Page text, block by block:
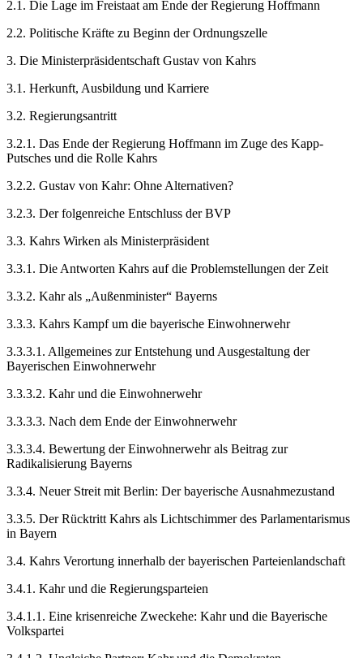
2.1. Die Lage im Freistaat am Ende der Regierung Hoffmann
2.2. Politische Kräfte zu Beginn der Ordnungszelle
3. Die Ministerpräsidentschaft Gustav von Kahrs
3.1. Herkunft, Ausbildung und Karriere
3.2. Regierungsantritt
3.2.1. Das Ende der Regierung Hoffmann im Zuge des Kapp-
Putsches und die Rolle Kahrs
3.2.2. Gustav von Kahr: Ohne Alternativen?
3.2.3. Der folgenreiche Entschluss der BVP
3.3. Kahrs Wirken als Ministerpräsident
3.3.1. Die Antworten Kahrs auf die Problemstellungen der Zeit
3.3.2. Kahr als „Außenminister“ Bayerns
3.3.3. Kahrs Kampf um die bayerische Einwohnerwehr
3.3.3.1. Allgemeines zur Entstehung und Ausgestaltung der
Bayerischen Einwohnerwehr
3.3.3.2. Kahr und die Einwohnerwehr
3.3.3.3. Nach dem Ende der Einwohnerwehr
3.3.3.4. Bewertung der Einwohnerwehr als Beitrag zur
Radikalisierung Bayerns
3.3.4. Neuer Streit mit Berlin: Der bayerische Ausnahmezustand
3.3.5. Der Rücktritt Kahrs als Lichtschimmer des Parlamentarismus
in Bayern
3.4. Kahrs Verortung innerhalb der bayerischen Parteienlandschaft
3.4.1. Kahr und die Regierungsparteien
3.4.1.1. Eine krisenreiche Zweckehe: Kahr und die Bayerische
Volkspartei